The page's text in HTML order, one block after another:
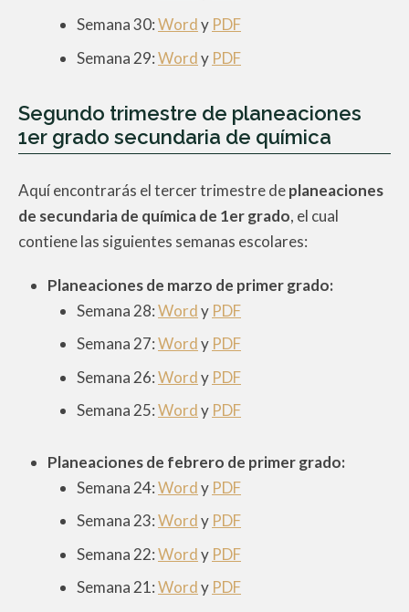
Semana 30:Wordy PDF
Semana 29:Wordy PDF
Segundo trimestre de planeaciones
1er grado secundaria de química
Aquí encontrarás el tercer trimestre deplaneaciones
de secundaria de química de 1er grado, el cual
contiene las siguientes semanas escolares:
Planeaciones de marzo de primergrado:
Semana 28:Wordy PDF
Semana 27:Wordy PDF
Semana 26:Wordy PDF
Semana 25:Wordy PDF
Planeaciones de febrero de primergrado:
Semana 24:Wordy PDF
Semana 23:Wordy PDF
Semana 22:Wordy PDF
Semana 21:Wordy PDF